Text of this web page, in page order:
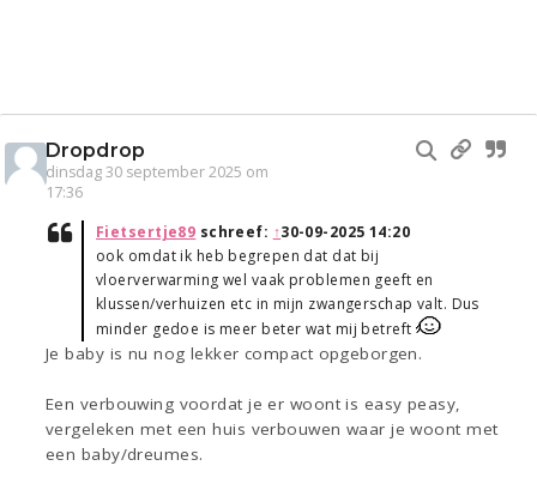
Dropdrop
dinsdag 30 september 2025 om
17:36
Fietsertje89 schreef: ↑30-09-2025 14:20
ook omdat ik heb begrepen dat dat bij
vloerverwarming wel vaak problemen geeft en
klussen/verhuizen etc in mijn zwangerschap valt. Dus
minder gedoe is meer beter wat mij betreft
Je baby is nu nog lekker compact opgeborgen.
Een verbouwing voordat je er woont is easy peasy,
vergeleken met een huis verbouwen waar je woont met
een baby/dreumes.